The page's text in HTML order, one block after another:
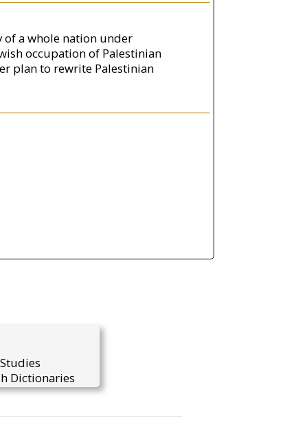
of a whole nation under
occupation of Palestinian
plan to rewrite Palestinian
Dictionaries